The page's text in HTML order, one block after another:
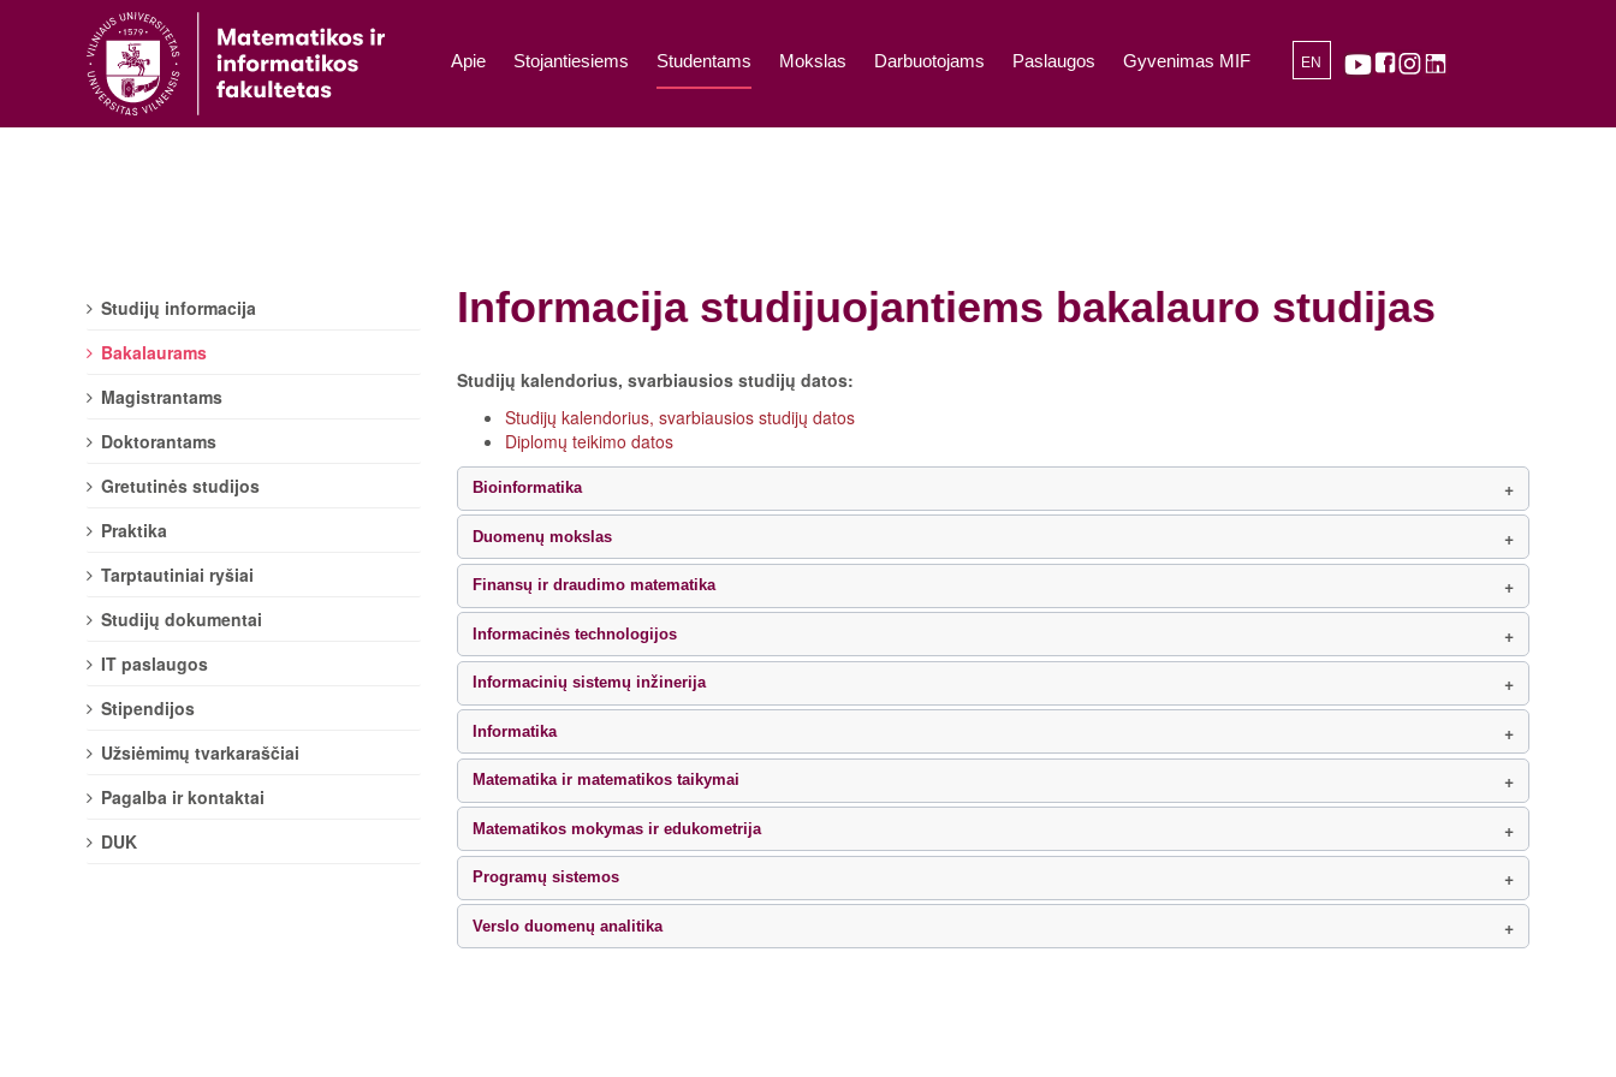
Apie Stojantiesiems Studentams Mokslas Darbuotojams Paslaugos Gyvenimas MIF EN
Informacija studijuojantiems bakalauro studijas
Studijų kalendorius, svarbiausios studijų datos:
Studijų kalendorius, svarbiausios studijų datos
Diplomų teikimo datos
Bioinformatika
Duomenų mokslas
Finansų ir draudimo matematika
Informacinės technologijos
Informacinių sistemų inžinerija
Informatika
Matematika ir matematikos taikymai
Matematikos mokymas ir edukometrija
Programų sistemos
Verslo duomenų analitika
Studijų informacija
Bakalaurams
Magistrantams
Doktorantams
Gretutinės studijos
Praktika
Tarptautiniai ryšiai
Studijų dokumentai
IT paslaugos
Stipendijos
Užsiėmimų tvarkaraščiai
Pagalba ir kontaktai
DUK